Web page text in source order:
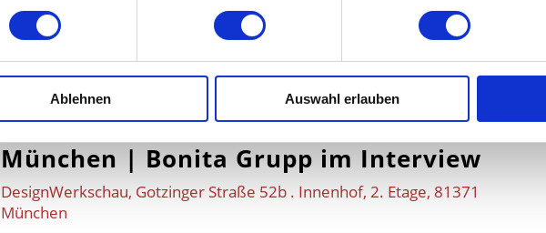
Ablehnen Auswahl erlauben
BVMID Unternehmer:FORUM EXKLUSIV
München | Bonita Grupp im Interview
DesignWerkschau, Gotzinger Straße 52b . Innenhof, 2. Etage, 81371
München